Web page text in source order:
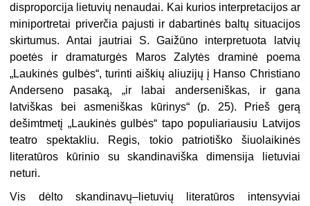
disproporcija lietuvių nenaudai. Kai kurios interpretacijos ar
miniportretai priverčia pajusti ir dabartinės baltų situacijos
skirtumus. Antai jautriai S. Gaižūno interpretuota latvių
poetės ir dramaturgės Maros Zalytės draminė poema
„Laukinės gulbės“, turinti aiškių aliuzijų į Hanso Christiano
Anderseno pasaką, „ir labai anderseniškas, ir gana
latviškas bei asmeniškas kūrinys“ (p. 25). Prieš gerą
dešimtmetį „Laukinės gulbės“ tapo populiariausiu Latvijos
teatro spektakliu. Regis, tokio patriotiško šiuolaikinės
literatūros kūrinio su skandinaviška dimensija lietuviai
neturi.
Vis dėlto skandinavų–lietuvių literatūros intensyviai